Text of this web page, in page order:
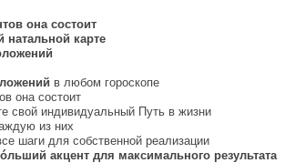
она состоит
натальной карте
в любом гороскопе
она состоит
свой индивидуальный Путь в жизни
из них
шаги для собственной реализации
акцент для максимального результата